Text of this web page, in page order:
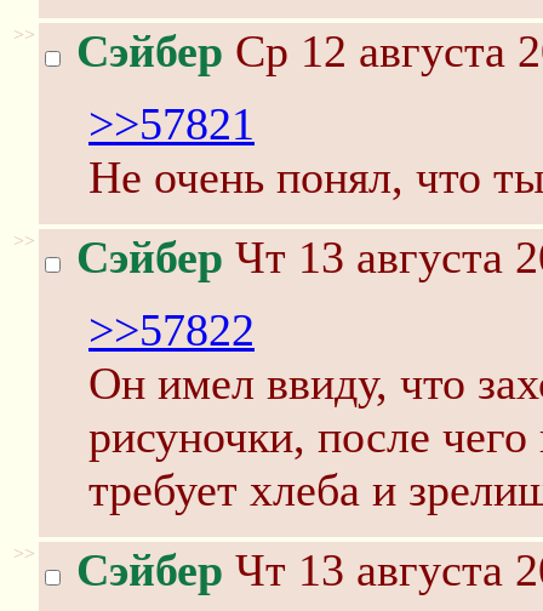
>> Сэйбер Ср 12 августа
>>57821
Не очень понял, что
>> Сэйбер Чт 13 августа
>>57822
Он имел ввиду, что
рисуночки, после
требует хлеба и
>> Сэйбер Чт 13 августа